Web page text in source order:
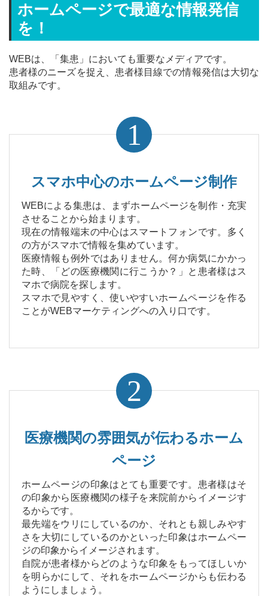
ホームページで最適な情報発信
を！
WEBは、「集患」においても重要なメディアです。
患者様のニーズを捉え、患者様目線での情報発信は大切な
取組みです。
1
スマホ中心のホームページ制作
WEBによる集患は、まずホームページを制作・充実
させることから始まります。
現在の情報端末の中心はスマートフォンです。多く
の方がスマホで情報を集めています。
医療情報も例外ではありません。何か病気にかかっ
た時、「どの医療機関に行こうか？」と患者様はス
マホで病院を探します。
スマホで見やすく、使いやすいホームページを作る
ことがWEBマーケティングへの入り口です。
2
医療機関の雰囲気が伝わるホーム
ページ
ホームページの印象はとても重要です。患者様はそ
の印象から医療機関の様子を来院前からイメージす
るからです。
最先端をウリにしているのか、それとも親しみやす
さを大切にしているのかといった印象はホームペー
ジの印象からイメージされます。
自院が患者様からどのような印象をもってほしいか
を明らかにして、それをホームページからも伝わる
ようにしましょう。